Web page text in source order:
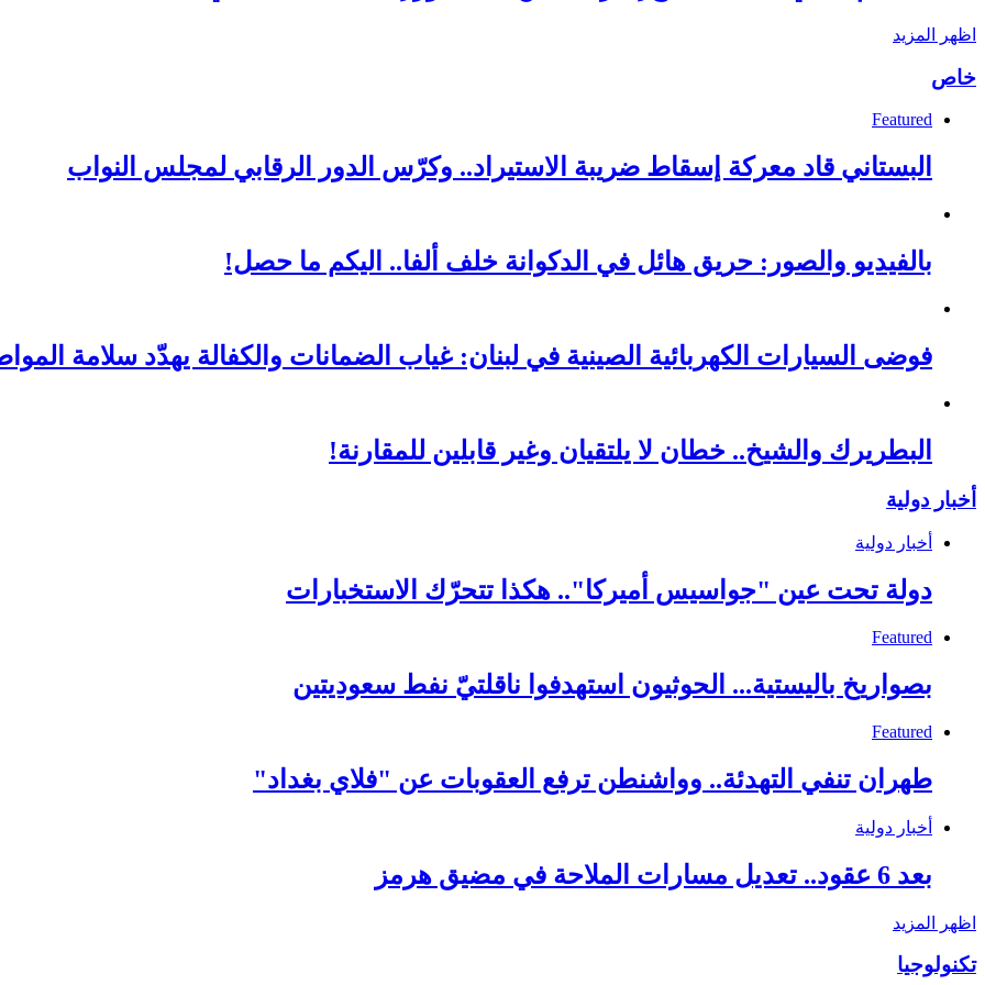
اظهر المزيد
خاص
Featured
البستاني قاد معركة إسقاط ضريبة الاستيراد.. وكرّس الدور الرقابي لمجلس النواب
بالفيديو والصور: حريق هائل في الدكوانة خلف ألفا.. اليكم ما حصل!
فوضى السيارات الكهربائية الصينية في لبنان: غياب الضمانات والكفالة يهدّد سلامة
البطريرك والشيخ.. خطان لا يلتقيان وغير قابلين للمقارنة!
أخبار دولية
أخبار دولية
دولة تحت عين "جواسيس أميركا".. هكذا تتحرّك الاستخبارات
Featured
بصواريخ باليستية... الحوثيون استهدفوا ناقلتيّ نفط سعوديتين
Featured
طهران تنفي التهدئة.. وواشنطن ترفع العقوبات عن "فلاي بغداد"
أخبار دولية
بعد 6 عقود.. تعديل مسارات الملاحة في مضيق هرمز
اظهر المزيد
تكنولوجيا